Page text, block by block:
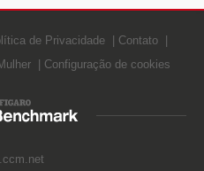
de Privacidade
Contato
Configuração de cookies